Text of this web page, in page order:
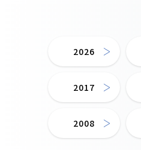
2026
2017
2008